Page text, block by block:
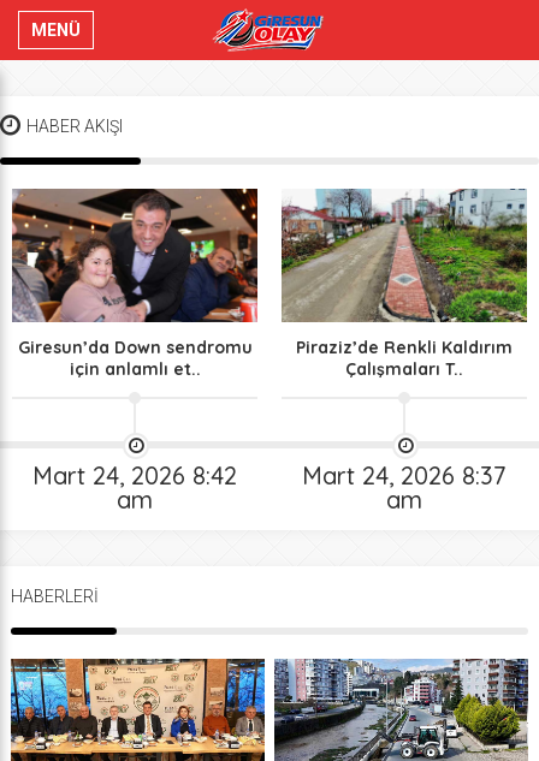
MENÜ
HABER AKIŞI
Giresun’da Down sendromu
için anlamlı et..
Mart 24, 2026 8:42
am
Piraziz’de Renkli Kaldırım
Çalışmaları T..
Mart 24, 2026 8:37
am
HABERLERİ